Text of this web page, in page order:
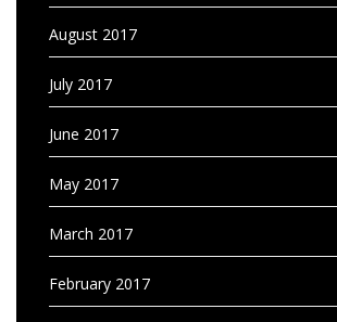
August 2017
July 2017
June 2017
May 2017
March 2017
February 2017